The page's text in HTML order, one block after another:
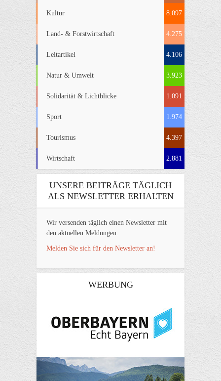
Kultur 8.097
Land- & Forstwirtschaft 4.275
Leitartikel 4.106
Natur & Umwelt 3.923
Solidarität & Lichtblicke 1.091
Sport 1.974
Tourismus 4.397
Wirtschaft 2.881
UNSERE BEITRÄGE TÄGLICH
ALS NEWSLETTER ERHALTEN
Wir versenden täglich einen Newsletter mit
den aktuellen Meldungen.
Melden Sie sich für den Newsletter an!
WERBUNG